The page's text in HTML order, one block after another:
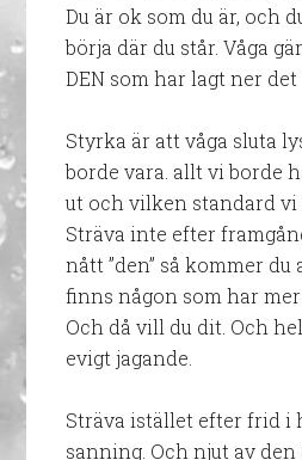
Du är ok som du är, och
börja där du står. Våga
DEN som har lagt ner det
Styrka är att våga sluta
borde vara. allt vi borde
ut och vilken standard vi
Sträva inte efter
nått ”den” så kommer
finns någon som har mer
Och då vill du dit. Och
evigt jagande.
Sträva istället efter frid i
sanning. Och njut av den